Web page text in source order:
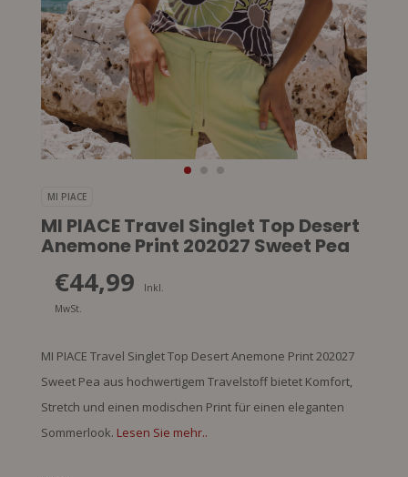
MI PIACE
MI PIACE Travel Singlet Top Desert
Anemone Print 202027 Sweet Pea
€44,99
Inkl.
MwSt.
MI PIACE Travel Singlet Top Desert Anemone Print 202027
Sweet Pea aus hochwertigem Travelstoff bietet Komfort,
Stretch und einen modischen Print für einen eleganten
Sommerlook. Lesen Sie mehr..